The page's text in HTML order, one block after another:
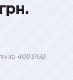
408316B